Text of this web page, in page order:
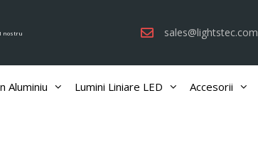
nostru sales@lightstec.com
Aluminiu Lumini Liniare LED Accesorii